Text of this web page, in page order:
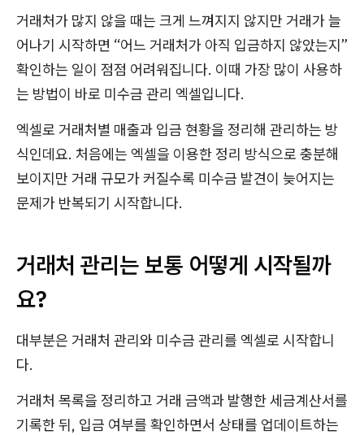
거래처가 많지 않을 때는 크게 느껴지지 않지만 거래가 늘
어나기 시작하면 “어느 거래처가 아직 입금하지 않았는지”
확인하는 일이 점점 어려워집니다. 이때 가장 많이 사용하
는 방법이 바로 미수금 관리 엑셀입니다.
엑셀로 거래처별 매출과 입금 현황을 정리해 관리하는 방
식인데요. 처음에는 엑셀을 이용한 정리 방식으로 충분해
보이지만 거래 규모가 커질수록 미수금 발견이 늦어지는
문제가 반복되기 시작합니다.
거래처 관리는 보통 어떻게 시작될까
요?
대부분은 거래처 관리와 미수금 관리를 엑셀로 시작합니
다.
거래처 목록을 정리하고 거래 금액과 발행한 세금계산서를
기록한 뒤, 입금 여부를 확인하면서 상태를 업데이트하는